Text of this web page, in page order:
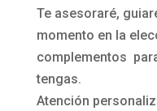
Te asesoraré,
momento en la
complementos
tengas.
Atención